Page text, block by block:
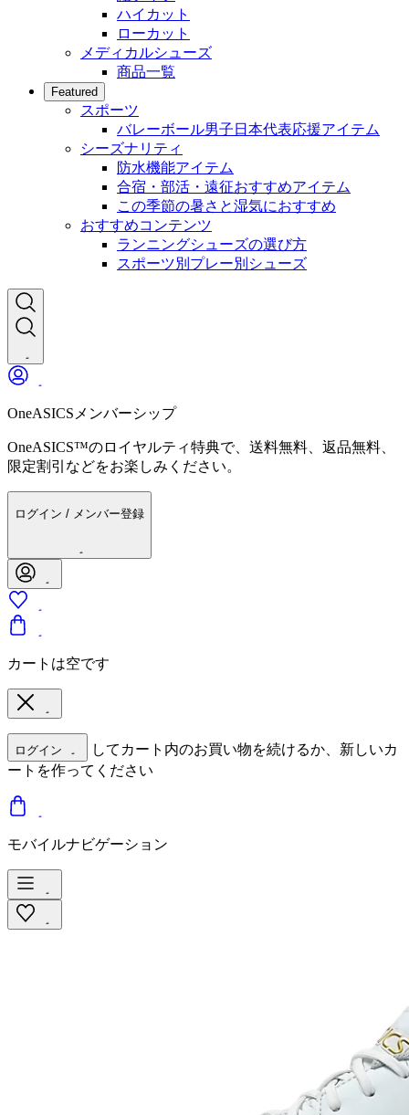
ハイカット
ローカット
メディカルシューズ
商品一覧
Featured
スポーツ
バレーボール男子日本代表応援アイテム
シーズナリティ
防水機能アイテム
合宿・部活・遠征おすすめアイテム
この季節の暑さと湿気におすすめ
おすすめコンテンツ
ランニングシューズの選び方
スポーツ別プレー別シューズ
OneASICSメンバーシップ
OneASICS™のロイヤルティ特典で、送料無料、返品無料、
限定割引などをお楽しみください。
ログイン / メンバー登録
カートは空です
ログイン
してカート内のお買い物を続けるか、新しいカ
ートを作ってください
モバイルナビゲーション